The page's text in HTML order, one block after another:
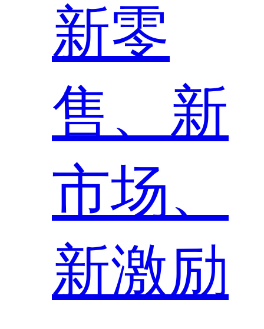
新零
售、新
市场、
新激励